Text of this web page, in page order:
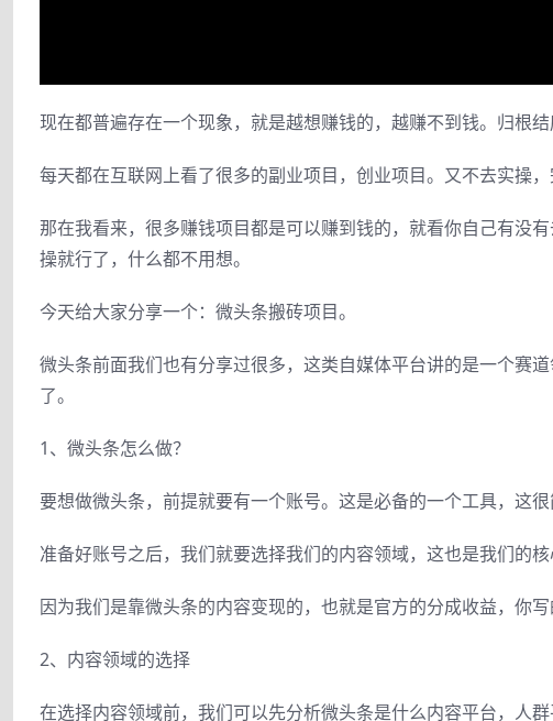
现在都普遍存在一个现象，就是越想赚钱的，越赚不到钱。归根
每天都在互联网上看了很多的副业项目，创业项目。又不去实操
那在我看来，很多赚钱项目都是可以赚到钱的，就看你自己有没
操就行了，什么都不用想。
今天给大家分享一个：微头条搬砖项目。
微头条前面我们也有分享过很多，这类自媒体平台讲的是一个赛
了。
1、微头条怎么做？
要想做微头条，前提就要有一个账号。这是必备的一个工具，这很
准备好账号之后，我们就要选择我们的内容领域，这也是我们的
因为我们是靠微头条的内容变现的，也就是官方的分成收益，你
2、内容领域的选择
在选择内容领域前，我们可以先分析微头条是什么内容平台，人